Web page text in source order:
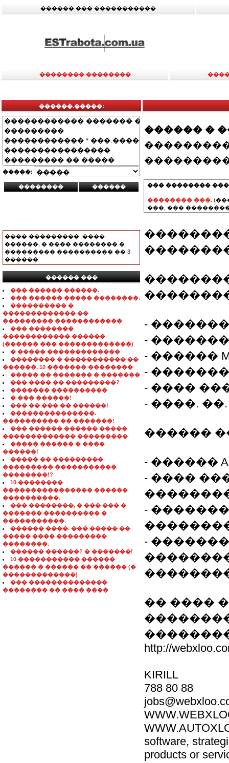
������ ��� �����������
�������� ��������
������.�����:
�����:
���� ���������, ����
������, � ���� �������� �
��������� ���������� �� 3
������.
������ ���
���������������
��� ������ ������.
��� ������ ����� ��������.
���������� �
������������� ��
��������� ������������
��� ��������
������������ ������
(������ ��� �������������)
� ����� �������������
�������� � ����������� ��
������. 10 ������� ��������
����� �� ������� � �������
��� ���� �� ���������?
������� ����������
� ��� ������!
��� �� ��� �� ������!
���������������.
���������� �� �������!
��� ������ ������ �����
������������� ���������
����� ������ � ����
������!
����� �� ���������
��������� �����������
��������!?
10 ��������
���������������� ������
����������.
��� ��������, � ��� ��� �
������� ���������� �
�����������.
������ ����. ��� ����� ��
����� ���� ���������
��������.
������ ������? � �������!
10 ����������� ������
������ � ������ �� ������ (�
�������������)
��� ��������������
�������� �� ���� ����
������ �
��� ��������
�������� ���.
���, ���
- �������
- �������
- ������
-
- ����
- ����.
������
- ������
- ����
-
-
�� ����
http://
KIRILL
788 80 88
software,
products or